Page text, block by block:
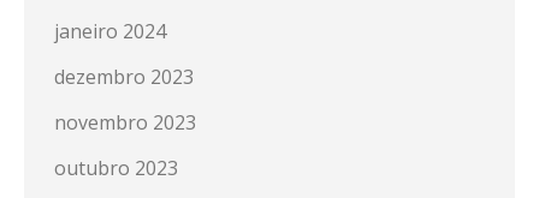
janeiro 2024
dezembro 2023
novembro 2023
outubro 2023